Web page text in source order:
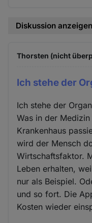
Diskussion anzeigen
Thorsten (nicht
Ich stehe der
Ich stehe der
Was in der
Krankenhaus
wird der Mensch
Wirtschaftsfaktor.
Leben erhalten,
nur als Beispiel.
und so fort. Die
Kosten wieder